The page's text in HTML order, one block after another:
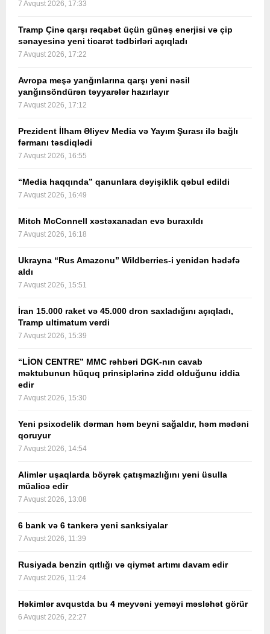
7 Avqust 2026, 17:33
Tramp Çinə qarşı rəqabət üçün günəş enerjisi və çip
sənayesinə yeni ticarət tədbirləri açıqladı
7 Avqust 2026, 17:22
Avropa meşə yanğınlarına qarşı yeni nəsil
yanğınsöndürən təyyarələr hazırlayır
7 Avqust 2026, 17:12
Prezident İlham Əliyev Media və Yayım Şurası ilə bağlı
fərmanı təsdiqlədi
7 Avqust 2026, 16:55
“Media haqqında” qanunlara dəyişiklik qəbul edildi
7 Avqust 2026, 16:49
Mitch McConnell xəstəxanadan evə buraxıldı
7 Avqust 2026, 16:18
Ukrayna “Rus Amazonu” Wildberries-i yenidən hədəfə
aldı
7 Avqust 2026, 15:51
İran 15.000 raket və 45.000 dron saxladığını açıqladı,
Tramp ultimatum verdi
7 Avqust 2026, 15:39
“LİON CENTRE” MMC rəhbəri DGK-nın cavab
məktubunun hüquq prinsiplərinə zidd olduğunu iddia
edir
7 Avqust 2026, 15:30
Yeni psixodelik dərman həm beyni sağaldır, həm mədəni
qoruyur
7 Avqust 2026, 14:54
Alimlər uşaqlarda böyrək çatışmazlığını yeni üsulla
müalicə edir
7 Avqust 2026, 13:08
6 bank və 6 tankerə yeni sanksiyalar
7 Avqust 2026, 11:39
Rusiyada benzin qıtlığı və qiymət artımı davam edir
7 Avqust 2026, 11:24
Həkimlər avqustda bu 4 meyvəni yeməyi məsləhət görür
6 Avqust 2026, 22:27